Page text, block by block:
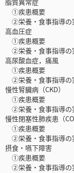
①疾患概要
②栄養・食事指導の
高血圧症
①疾患概要
②栄養・食事指導の
高尿酸血症，痛風
①疾患概要
②栄養・食事指導の
慢性腎臓病（CKD）
①疾患概要
②栄養・食事指導の
慢性閉塞性肺疾患（
①疾患概要
②栄養・食事指導の
摂食・嚥下障害
①疾患概要
②栄養・食事指導の